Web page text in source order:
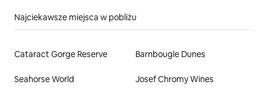
Najciekawsze miejsca w pobliżu
Cataract Gorge Reserve Barnbougle Dunes
Seahorse World Josef Chromy Wines